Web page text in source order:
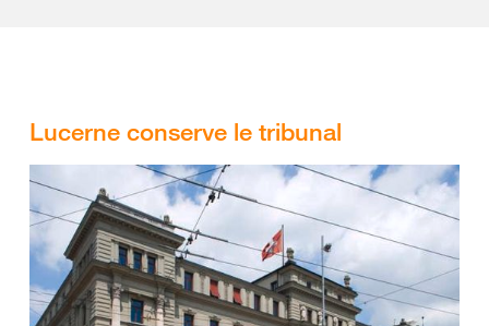
Lucerne conserve le tribunal